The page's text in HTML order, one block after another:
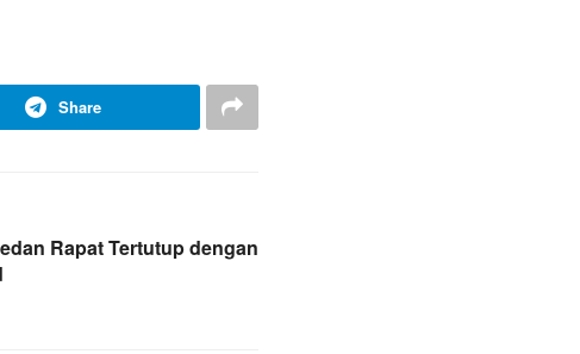
Share
Rapat Tertutup dengan